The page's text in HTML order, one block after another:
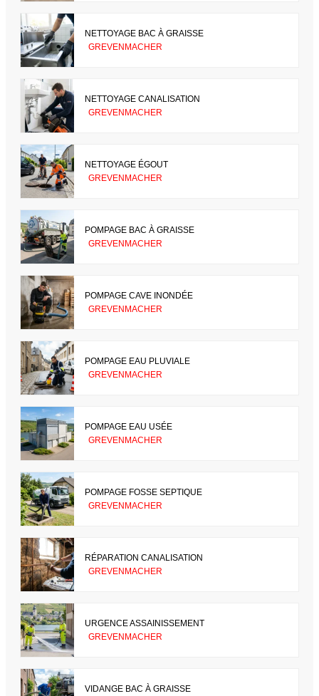
NETTOYAGE BAC À GRAISSE
GREVENMACHER
NETTOYAGE CANALISATION
GREVENMACHER
NETTOYAGE ÉGOUT
GREVENMACHER
POMPAGE BAC À GRAISSE
GREVENMACHER
POMPAGE CAVE INONDÉE
GREVENMACHER
POMPAGE EAU PLUVIALE
GREVENMACHER
POMPAGE EAU USÉE
GREVENMACHER
POMPAGE FOSSE SEPTIQUE
GREVENMACHER
RÉPARATION CANALISATION
GREVENMACHER
URGENCE ASSAINISSEMENT
GREVENMACHER
VIDANGE BAC À GRAISSE